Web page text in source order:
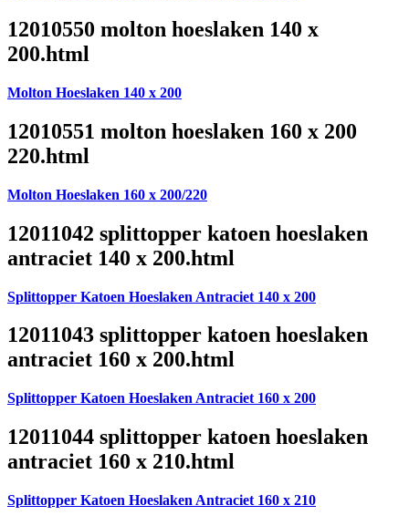
12010550 molton hoeslaken 140 x
200.html
Molton Hoeslaken 140 x 200
12010551 molton hoeslaken 160 x 200
220.html
Molton Hoeslaken 160 x 200/220
12011042 splittopper katoen hoeslaken
antraciet 140 x 200.html
Splittopper Katoen Hoeslaken Antraciet 140 x 200
12011043 splittopper katoen hoeslaken
antraciet 160 x 200.html
Splittopper Katoen Hoeslaken Antraciet 160 x 200
12011044 splittopper katoen hoeslaken
antraciet 160 x 210.html
Splittopper Katoen Hoeslaken Antraciet 160 x 210